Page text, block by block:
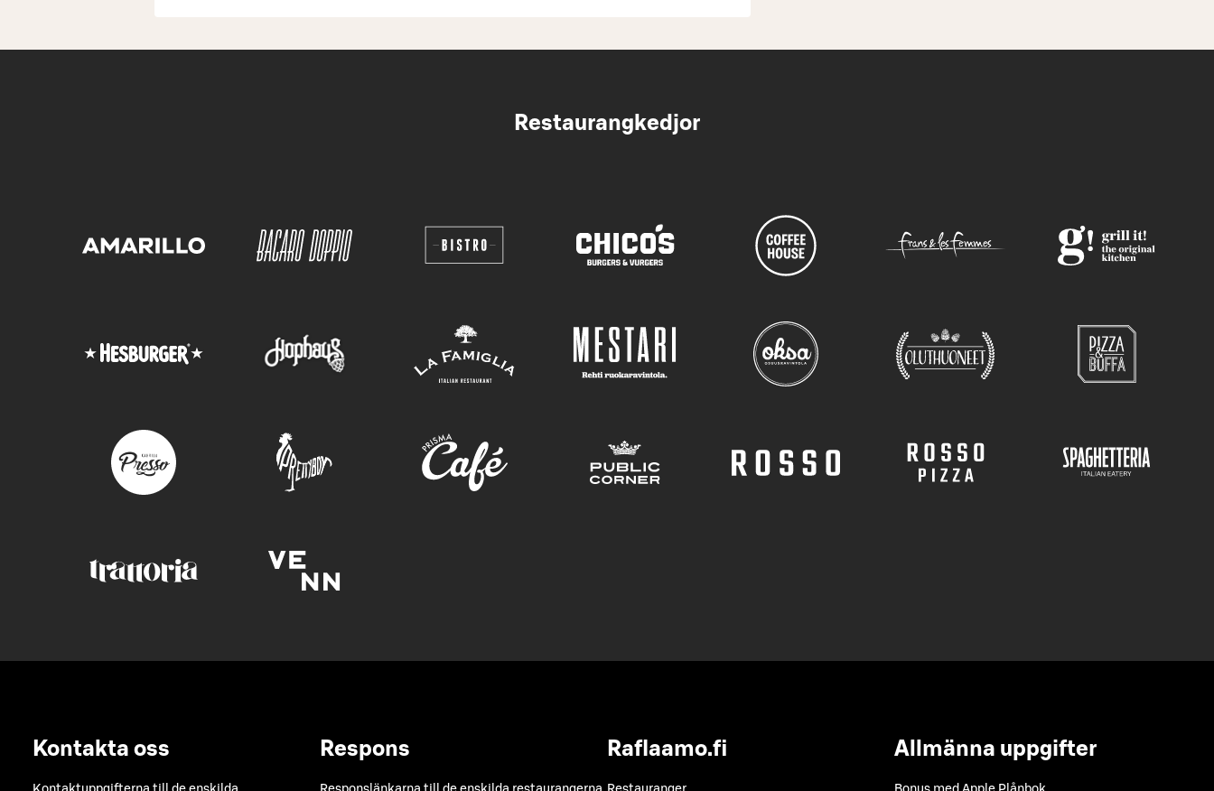
Restaurangkedjor
Kontakta oss Respons Raflaamo.fi Allmänna uppgifter